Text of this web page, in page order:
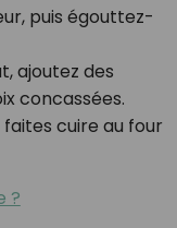
puis égouttez-
ajoutez des
concassées.
cuire au four
?